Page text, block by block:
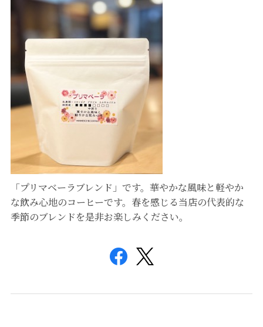
「プリマベーラブレンド」です。華やかな風味と軽やか
な飲み心地のコーヒーです。春を感じる当店の代表的な
季節のブレンドを是非お楽しみください。